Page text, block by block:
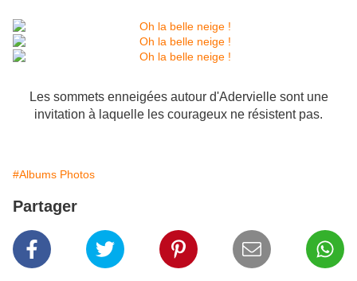
Les sommets enneigées autour d'Adervielle sont une
invitation à laquelle les courageux ne résistent pas.
#Albums Photos
Partager